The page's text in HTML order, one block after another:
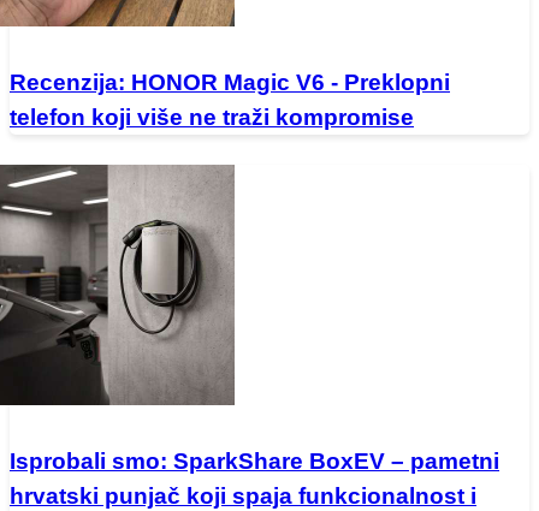
Recenzija: HONOR Magic V6 - Preklopni
telefon koji više ne traži kompromise
Isprobali smo: SparkShare BoxEV – pametni
hrvatski punjač koji spaja funkcionalnost i